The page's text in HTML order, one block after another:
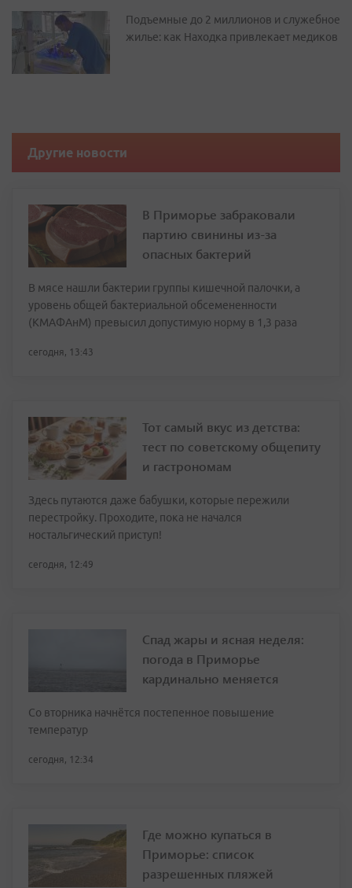
Подъемные до 2 миллионов и служебное
жилье: как Находка привлекает медиков
Другие новости
В Приморье забраковали
партию свинины из-за
опасных бактерий
В мясе нашли бактерии группы кишечной палочки, а
уровень общей бактериальной обсемененности
(КМАФАнМ) превысил допустимую норму в 1,3 раза
сегодня, 13:43
Тот самый вкус из детства:
тест по советскому общепиту
и гастрономам
Здесь путаются даже бабушки, которые пережили
перестройку. Проходите, пока не начался
ностальгический приступ!
сегодня, 12:49
Спад жары и ясная неделя:
погода в Приморье
кардинально меняется
Со вторника начнётся постепенное повышение
температур
сегодня, 12:34
Где можно купаться в
Приморье: список
разрешенных пляжей